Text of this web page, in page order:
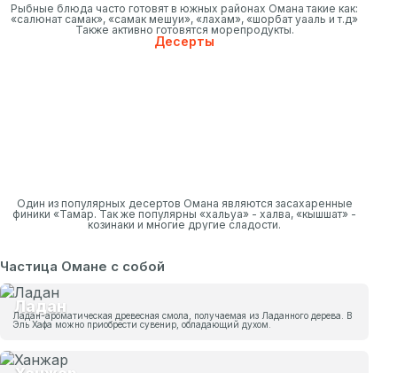
Рыбные блюда часто готовят в южных районах Омана такие как:
«салюнат самак», «самак мешуи», «лахам», «шорбат уааль и т.д»
Также активно готовятся морепродукты.
Десерты
Один из популярных десертов Омана являются засахаренные
финики «Тамар. Так же популярны «хальуа» - халва, «кышшат» -
козинаки и многие другие сладости.
Частица Омане с собой
Ладан
Ладан-ароматическая древесная смола, получаемая из Ладанного дерева. В
Эль Хафа можно приобрести сувенир, обладающий духом.